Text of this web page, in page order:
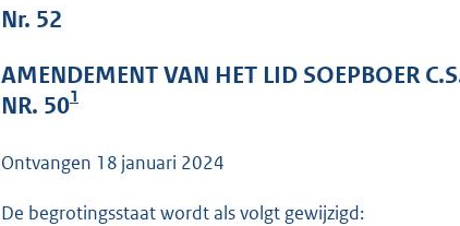
o
o
:
Nr. 52
AMENDEMENT VAN HET LID SOEPBOER
NR. 501
Ontvangen 18 januari 2024
De begrotingsstaat wordt als volgt gewijzigd: